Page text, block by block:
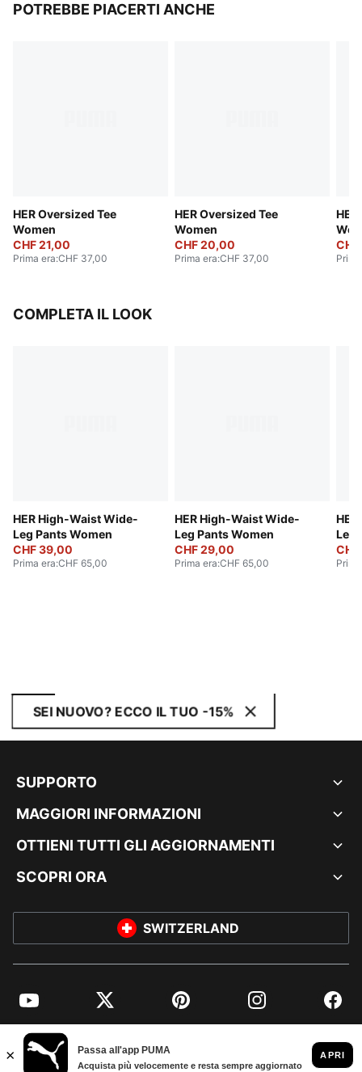
POTREBBE PIACERTI ANCHE
HER Oversized Tee
Women
CHF 21,00
Prima era:CHF 37,00
HER Oversized Tee
Women
CHF 20,00
Prima era:CHF 37,00
COMPLETA IL LOOK
HER High-Waist Wide-
Leg Pants Women
CHF 39,00
Prima era:CHF 65,00
HER High-Waist Wide-
Leg Pants Women
CHF 29,00
Prima era:CHF 65,00
Leg
SEI NUOVO? ECCO IL TUO -15%
SUPPORTO
MAGGIORI INFORMAZIONI
OTTIENI TUTTI GLI AGGIORNAMENTI
SCOPRI ORA
SWITZERLAND
YouTube Twitter Pinterest Instagram
© PUMA EUROPE GMBH, 2026. TUTTI I DIRITTI RISERVATI
DATI AZIENDALI E LEGALI